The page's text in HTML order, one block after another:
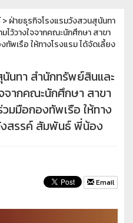
> ฝ่ายธุรกิจโรงแรมวังสวนสุนันทา
ไว้วางใจจากคณะนักศึกษา สาขา
พเรือ ให้ทางโรงแรม ได้จัดเลี้ยง
นทา สำนักทรัพย์สินและ
จากคณะนักศึกษา สาขา
มมือกองทัพเรือ ให้ทาง
งสรรค์ สัมพันธ์ พี่น้อง
Email